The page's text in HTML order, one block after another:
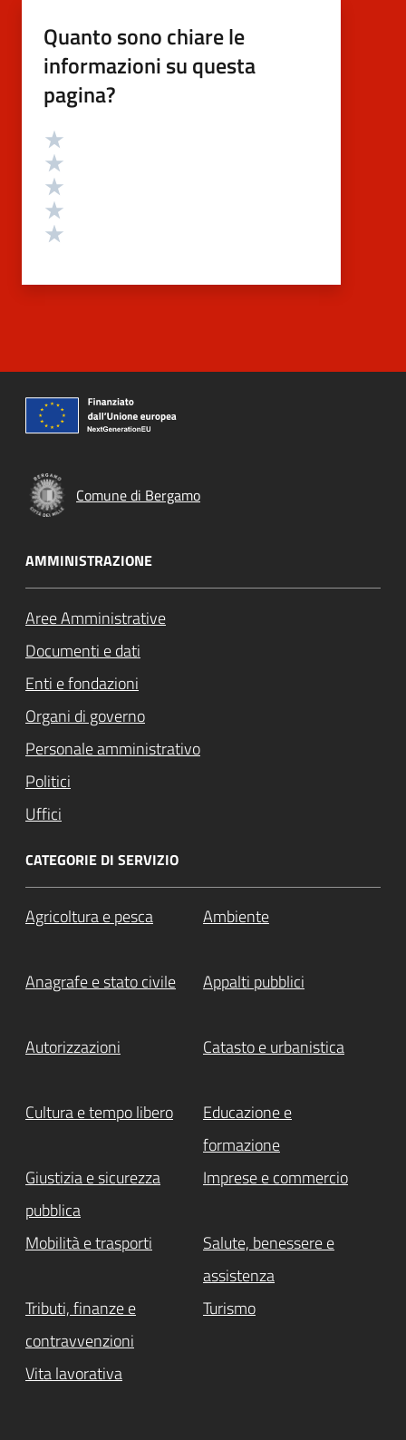
Quanto sono chiare le
informazioni su questa
pagina?
Valutazione
Comune di Bergamo
AMMINISTRAZIONE
Aree Amministrative
Documenti e dati
Enti e fondazioni
Organi di governo
Personale amministrativo
Politici
Uffici
CATEGORIE DI SERVIZIO
Agricoltura e pesca Ambiente
Anagrafe e stato civile Appalti pubblici
Autorizzazioni Catasto e urbanistica
Cultura e tempo libero
Educazione e
formazione
Giustizia e sicurezza
pubblica
Imprese e commercio
Mobilità e trasporti
Salute, benessere e
assistenza
Tributi, finanze e
contravvenzioni
Turismo
Vita lavorativa